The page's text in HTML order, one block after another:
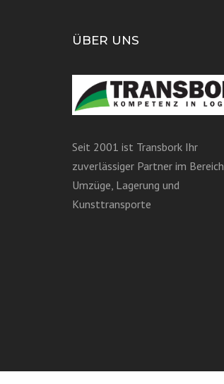
ÜBER UNS
Seit 2001 ist Transbork Ihr
zuverlässiger Partner im Bereich
Umzüge, Lagerung und
Kunsttransporte